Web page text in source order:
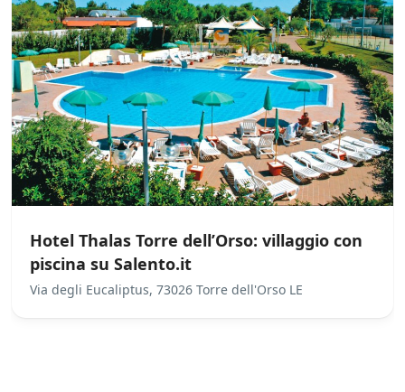
Hotel Thalas Torre dell’Orso: villaggio con
piscina su Salento.it
Via degli Eucaliptus, 73026 Torre dell'Orso LE